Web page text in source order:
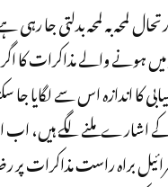
لمحہ بہ لمحہ بدلتی جا رہی
ہونے والے مذاکرات کا
کا اندازہ اس سے لگایا جا
کے اشارے ملنے لگے ہیں،
براہ راست مذاکرات پر